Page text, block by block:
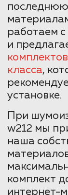
работаем
и
класса,
установке.
При
w212 мы
наша
комплект
интернет-